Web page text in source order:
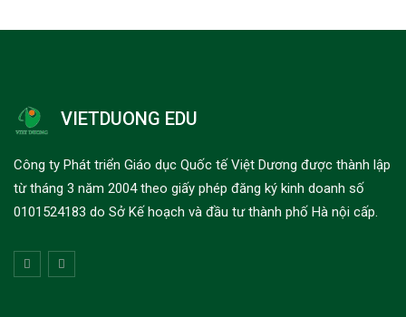
VIETDUONG EDU
Công ty Phát triển Giáo dục Quốc tế Việt Dương được thành lập
từ tháng 3 năm 2004 theo giấy phép đăng ký kinh doanh số
0101524183 do Sở Kế hoạch và đầu tư thành phố Hà nội cấp.